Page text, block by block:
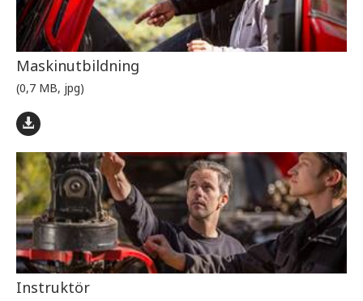
Maskinutbildning
(0,7 MB, jpg)
Instruktör